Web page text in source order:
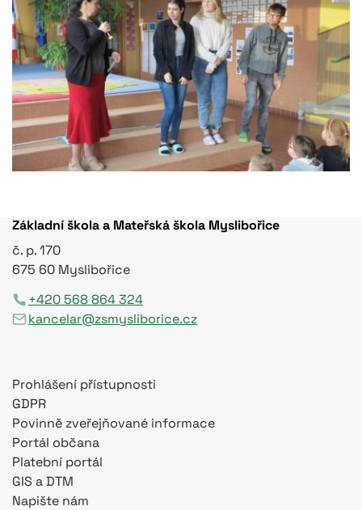
Základní škola a Mateřská škola Myslibořice
č. p. 170
675 60 Myslibořice
+420 568 864 324
kancelar@zsmysliborice.cz
Prohlášení přístupnosti
GDPR
Povinně zveřejňované informace
Portál občana
Platební portál
GIS a DTM
Napište nám